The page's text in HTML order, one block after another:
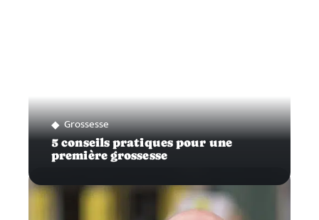
Grossesse
5 conseils pratiques pour une
première grossesse